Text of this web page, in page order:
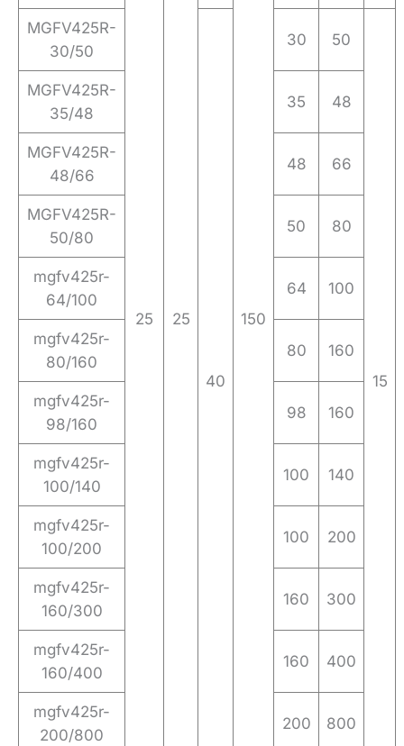
25 25 150
MGFV425R-
30/50
40
30 50
15
MGFV425R-
35/48
35 48
MGFV425R-
48/66
48 66
MGFV425R-
50/80
50 80
mgfv425r-
64/100
64 100
mgfv425r-
80/160
80 160
mgfv425r-
98/160
98 160
mgfv425r-
100/140
100 140
mgfv425r-
100/200
100 200
mgfv425r-
160/300
160 300
mgfv425r-
160/400
160 400
mgfv425r-
200/800
200 800